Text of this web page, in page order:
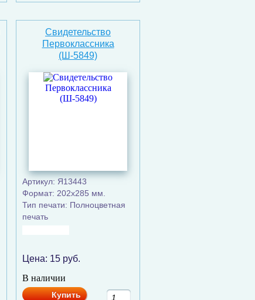
Свидетельство
Первоклассника
(Ш-5849)
Артикул: Я13443
Формат: 202х285 мм.
Тип печати: Полноцветная
печать
Цена: 15 руб.
В наличии
Купить